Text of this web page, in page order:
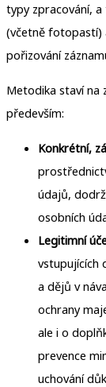
typy zpracování,
(včetně fotopastí)
pořizování
Metodika staví na
především:
Konkrétní,
údajů,
osobních
Legitimní
vstupujících
a dějů v
ochrany
ale i o
prevence
uchování